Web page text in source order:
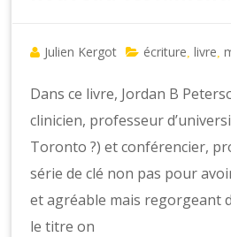
Julien Kergot écriture livre ,
Dans ce livre, Jordan B
clinicien, professeur
Toronto ?) et conférencier,
série de clé non pas pour
et agréable mais regorgeant
le titre on